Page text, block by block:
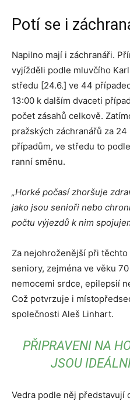
Potí se i
Napilno mají i záchranáři.
vyjížděli podle mluvčího
středu [24.6.] ve 44
13:00 k dalším dvaceti
počet zásahů celkově.
pražských záchranářů za
případům, ve středu to
ranní směnu.
„Horké počasí zhoršuje
jako jsou senioři nebo
počtu výjezdů k nim
Za nejohroženější při
seniory, zejména ve věku
nemocemi srdce, epilepsií
Což potvrzuje i
společnosti Aleš Linhart.
PŘIPRAVENI NA
JSOU
Vedra podle něj představují